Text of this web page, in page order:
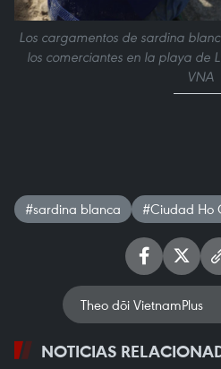
Los cargamentos de sardina
los comerciantes en la playa de
VNA
#sardina blanca #Ciudad Ho
Theo dõi VietnamPlus
NOTICIAS